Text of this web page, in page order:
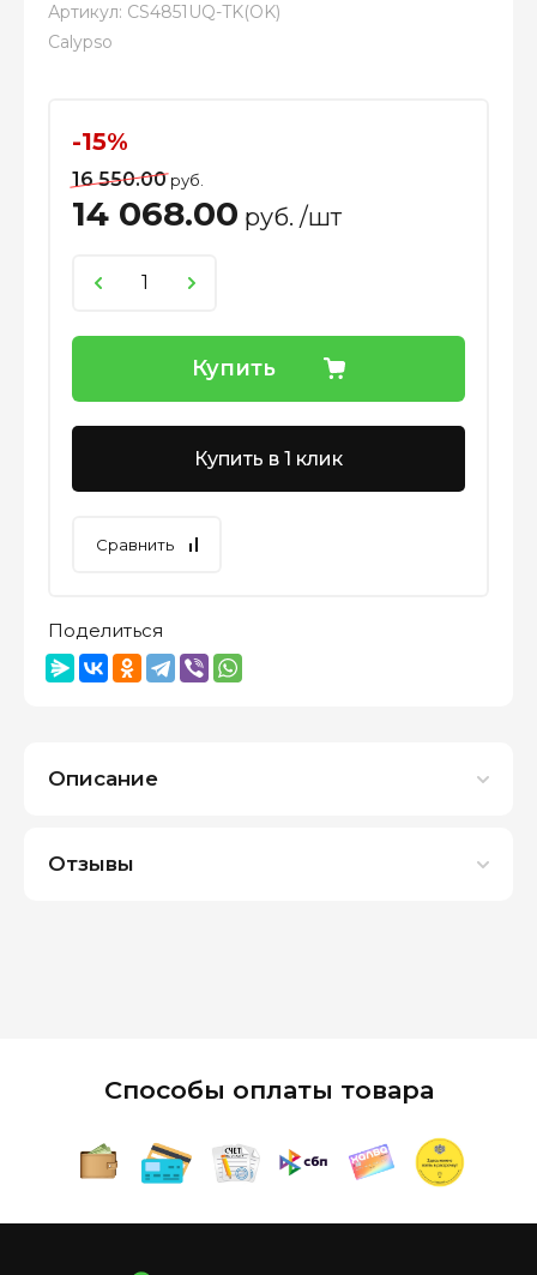
Артикул: CS4851UQ-TK(OK)
Calypso
-15%
16 550.00руб.
14 068.00 руб. /шт
Купить
Купить в 1 клик
Сравнить
Поделиться
Описание
Отзывы
Способы оплаты товара